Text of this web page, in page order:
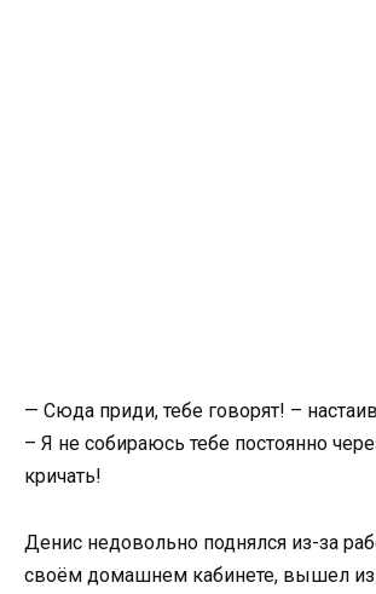
— Сюда приди, тебе говорят! –
– Я не собираюсь тебе постоянно
кричать!
Денис недовольно поднялся из-за
своём домашнем кабинете, вышел из